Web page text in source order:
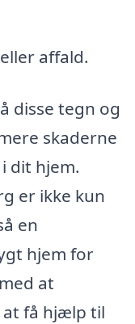
affald.
disse tegn og
skaderne
dit hjem.
er ikke kun
en
hjem for
at
få hjælp til